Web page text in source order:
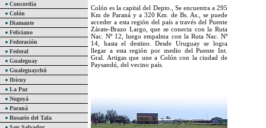
Concordia
Colón
Diamante
Feliciano
Federación
Federal
Gualeguay
Gualeguaychú
Ibicuy
La Paz
Nogoyá
Paraná
Rosario del Tala
Colón es la capital del Depto., Se encuentra a 295
Km de Paraná y a 320 Km. de Bs. As., se puede
acceder a esta región del país a través del Puente
Zárate-Brazo Largo, que se conecta con la Ruta
Nac. Nº 12, luego empalma con la Ruta Nac. Nº
14, hasta el destino. Desde Uruguay se logra
llegar a esta región por medio del Puente Int.
Gral. Artigas que une a Colón con la ciudad de
Paysandú, del vecino país.